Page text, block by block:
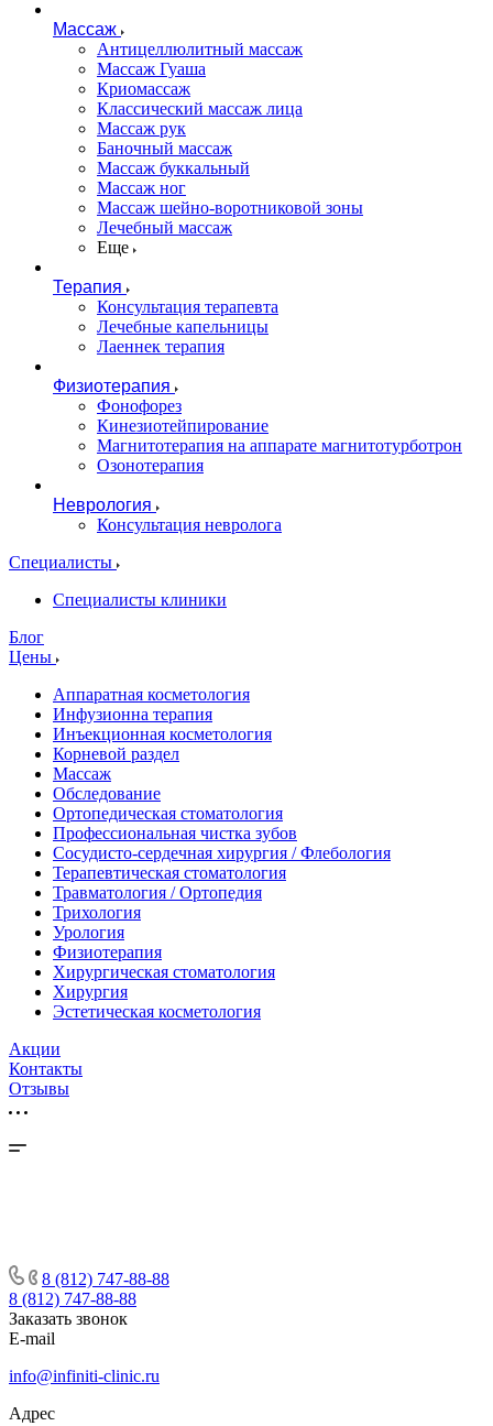
Массаж
Антицеллюлитный массаж
Массаж Гуаша
Криомассаж
Классический массаж лица
Массаж рук
Баночный массаж
Массаж буккальный
Массаж ног
Массаж шейно-воротниковой зоны
Лечебный массаж
Еще
Терапия
Консультация терапевта
Лечебные капельницы
Лаеннек терапия
Физиотерапия
Фонофорез
Кинезиотейпирование
Магнитотерапия на аппарате магнитотурботрон
Озонотерапия
Неврология
Консультация невролога
Специалисты
Специалисты клиники
Блог
Цены
Аппаратная косметология
Инфузионна терапия
Инъекционная косметология
Корневой раздел
Массаж
Обследование
Ортопедическая стоматология
Профессиональная чистка зубов
Сосудисто-сердечная хирургия / Флебология
Терапевтическая стоматология
Травматология / Ортопедия
Трихология
Урология
Физиотерапия
Хирургическая стоматология
Хирургия
Эстетическая косметология
Акции
Контакты
Отзывы
8 (812) 747-88-88
8 (812) 747-88-88
Заказать звонок
E-mail
info@infiniti-clinic.ru
Адрес